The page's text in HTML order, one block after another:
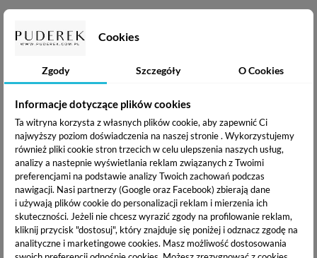
Cookies
Zgody Szczegóły O Cookies
Informacje dotyczące plików cookies
Ta witryna korzysta z własnych plików cookie, aby zapewnić Ci
najwyższy poziom doświadczenia na naszej stronie . Wykorzystujemy
również pliki cookie stron trzecich w celu ulepszenia naszych usług,
analizy a nastepnie wyświetlania reklam związanych z Twoimi
preferencjami na podstawie analizy Twoich zachowań podczas
nawigacji. Nasi partnerzy (Google oraz Facebook) zbierają dane
i używają plików cookie do personalizacji reklam i mierzenia ich
skuteczności. Jeżeli nie chcesz wyrazić zgody na profilowanie reklam,
kliknij przycisk "dostosuj", który znajduje się poniżej i odznacz zgodę na
analityczne i marketingowe cookies. Masz możliwość dostosowania
skórek średni
DANE TECHNICZNE
DOSTAWA I PŁATNOŚĆ
Węglik spiekany- znany również jako karbid - to niezwykle
twardy materiał odporny na ścieranie. Wykonane z niego